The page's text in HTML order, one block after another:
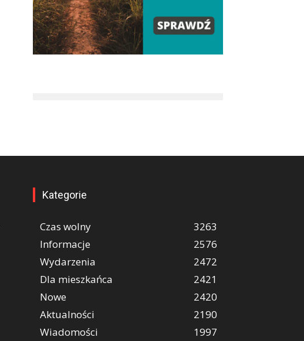
Kategorie
Czas wolny
3263
Informacje
2576
Wydarzenia
2472
Dla mieszkańca
2421
Nowe
2420
Aktualności
2190
Wiadomości
1997